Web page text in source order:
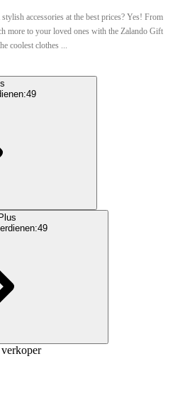
accessories at the best prices? Yes! From
more to your loved ones with the Zalando Gift
coolest clothes ...
49
49